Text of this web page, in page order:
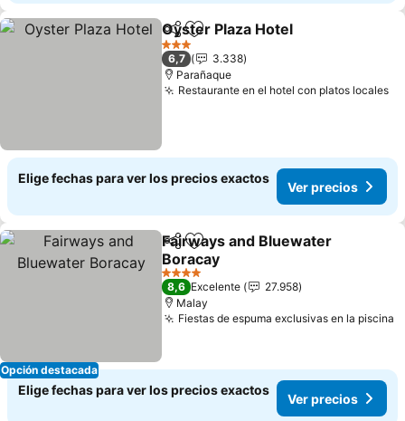
CompartirAgregar a favoritos
Oyster Plaza Hotel
3 Estrellas
6,7
3.338
Parañaque
Restaurante en el hotel con platos locales
Elige fechas para ver los precios exactos
Ver precios
Opción destacada
CompartirAgregar a favoritos
Fairways and Bluewater
Boracay
4 Estrellas
8,6 Excelente
27.958
Malay
Fiestas de espuma exclusivas en la piscina
Elige fechas para ver los precios exactos
Ver precios